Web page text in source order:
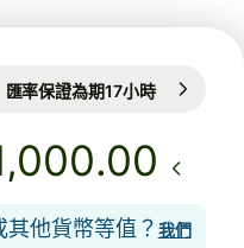
匯率保證為期17小時
.00
他貨幣等值？ 我們